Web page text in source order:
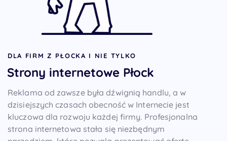
DLA FIRM Z PŁOCKA I NIE TYLKO
Strony internetowe Płock
Reklama od zawsze była dźwignią handlu, a w
dzisiejszych czasach obecność w Internecie jest
kluczowa dla rozwoju każdej firmy. Profesjonalna
strona internetowa stała się niezbędnym